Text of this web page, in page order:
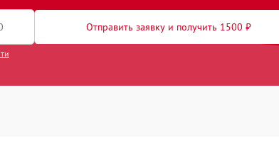
Отправить заявку и получить 1500 ₽